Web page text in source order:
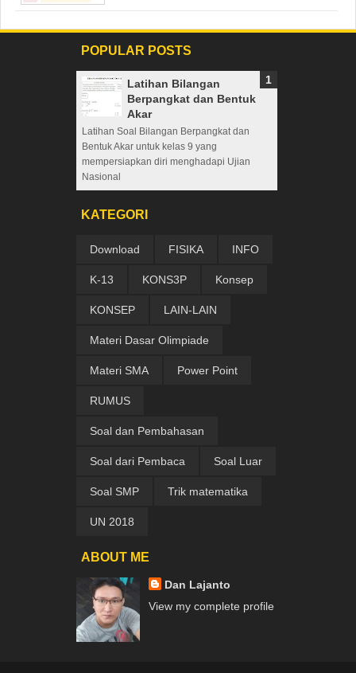
POPULAR POSTS
Latihan Bilangan
Berpangkat dan Bentuk
Akar
Latihan Soal Bilangan Berpangkat dan
Bentuk Akar untuk kelas 9 yang
mempersiapkan diri menghadapi Ujian
Nasional
KATEGORI
Download FISIKA INFO
K-13 KONS3P Konsep
KONSEP LAIN-LAIN
Materi Dasar Olimpiade
Materi SMA Power Point
RUMUS
Soal dan Pembahasan
Soal dari Pembaca Soal Luar
Soal SMP Trik matematika
UN 2018
ABOUT ME
Dan Lajanto
View my complete profile